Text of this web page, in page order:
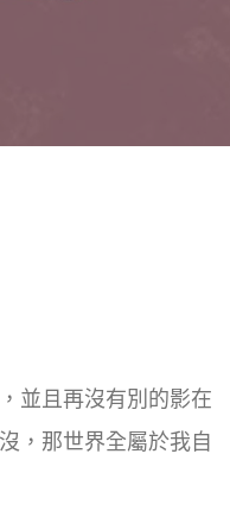
並且再沒有別的影在
，那世界全屬於我自